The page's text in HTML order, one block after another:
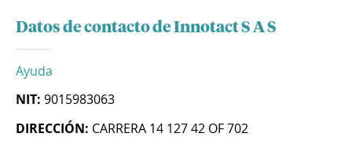
Datos de contacto de Innotact S A S
Ayuda
NIT: 9015983063
DIRECCIÓN: CARRERA 14 127 42 OF 702